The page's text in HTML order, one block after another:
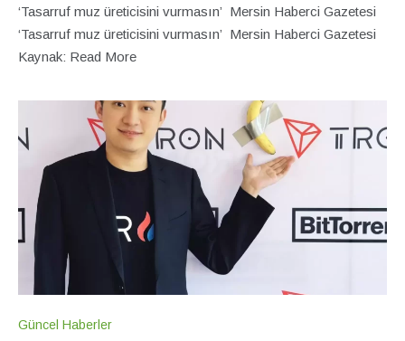
‘Tasarruf muz üreticisini vurmasın’ Mersin Haberci Gazetesi
‘Tasarruf muz üreticisini vurmasın’ Mersin Haberci Gazetesi
Kaynak: Read More
Güncel Haberler